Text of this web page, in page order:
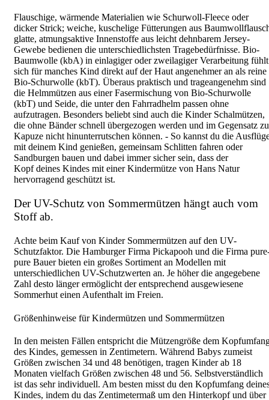
Flauschige, wärmende Materialien wie Schurwoll-Fleece oder
dicker Strick; weiche, kuschelige Fütterungen aus
glatte, atmungsaktive Innenstoffe aus leicht dehnbarem Jersey-
Gewebe bedienen die unterschiedlichsten Tragebedürfnisse. Bio-
Baumwolle (kbA) in einlagiger oder zweilagiger Verarbeitung fühlt
sich für manches Kind direkt auf der Haut angenehmer an als reine
Bio-Schurwolle (kbT). Überaus praktisch und trageangenehm sind
die Helmmützen aus einer Fasermischung von Bio-Schurwolle
(kbT) und Seide, die unter den Fahrradhelm passen ohne
aufzutragen. Besonders beliebt sind auch die Kinder Schalmützen,
die ohne Bänder schnell übergezogen werden und im Gegensatz
Kapuze nicht hinunterrutschen können. - So kannst du die
mit deinem Kind genießen, gemeinsam Schlitten fahren oder
Sandburgen bauen und dabei immer sicher sein, dass der
Kopf deines Kindes mit einer Kindermütze von Hans Natur
hervorragend geschützt ist.
Der UV-Schutz von Sommermützen hängt auch vom
Stoff ab.
Achte beim Kauf von Kinder Sommermützen auf den UV-
Schutzfaktor. Die Hamburger Firma Pickapooh und die Firma
pure Bauer bieten ein großes Sortiment an Modellen mit
unterschiedlichen UV-Schutzwerten an. Je höher die angegebene
Zahl desto länger ermöglicht der entsprechend ausgewiesene
Sommerhut einen Aufenthalt im Freien.
Größenhinweise für Kindermützen und Sommermützen
In den meisten Fällen entspricht die Mützengröße dem
des Kindes, gemessen in Zentimetern. Während Babys zumeist
Größen zwischen 34 und 48 benötigen, tragen Kinder ab 18
Monaten vielfach Größen zwischen 48 und 56. Selbstverständlich
ist das sehr individuell. Am besten misst du den Kopfumfang
Kindes, indem du das Zentimetermaß um den Hinterkopf und über